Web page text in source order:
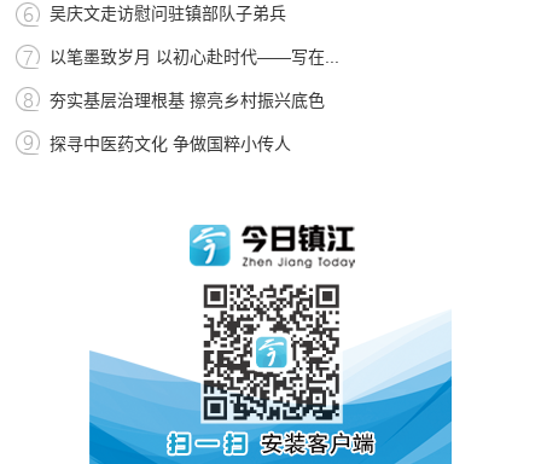
吴庆文走访慰问驻镇部队子弟兵
以笔墨致岁月 以初心赴时代——写在...
夯实基层治理根基 擦亮乡村振兴底色
探寻中医药文化 争做国粹小传人